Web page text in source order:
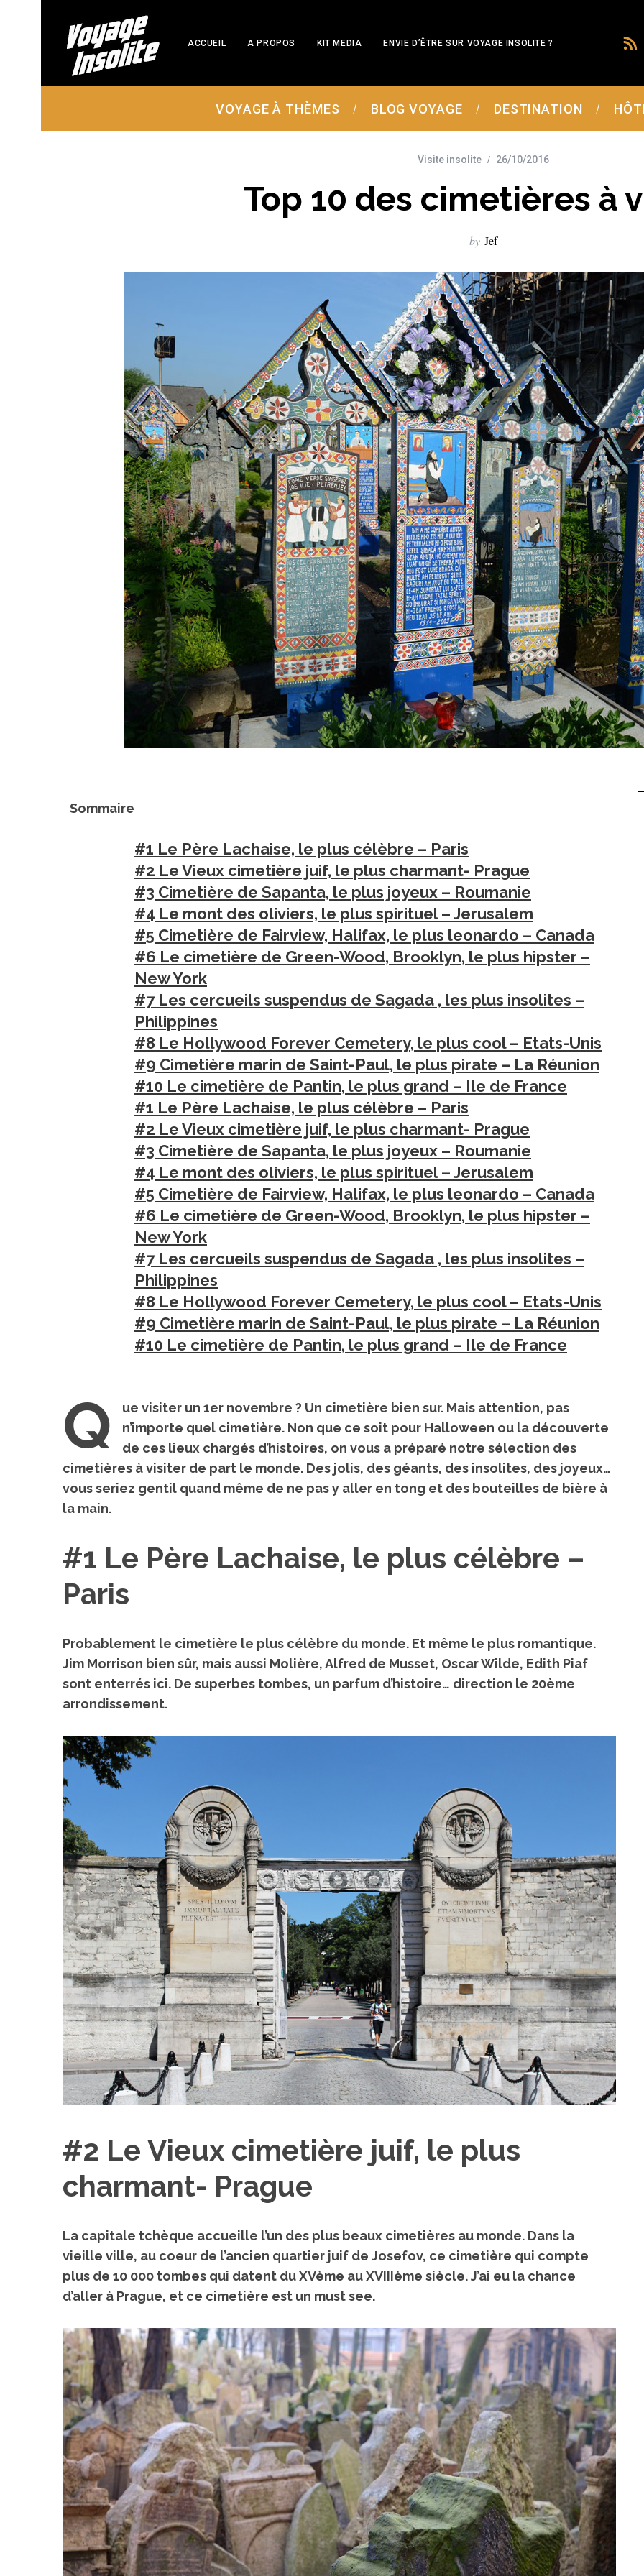
ACCUEIL A PROPOS KIT MEDIA ENVIE D’ÊTRE SUR VOYAGE INSOLITE ?
VOYAGE À THÈMES BLOG VOYAGE DESTINATION
Visite insolite 26/10/2016
Top 10 des cimetières à
by Jef
Sommaire
#1 Le Père Lachaise, le plus célèbre – Paris
#2 Le Vieux cimetière juif, le plus charmant- Prague
#3 Cimetière de Sapanta, le plus joyeux – Roumanie
#4 Le mont des oliviers, le plus spirituel – Jerusalem
#5 Cimetière de Fairview, Halifax, le plus leonardo – Canada
#6 Le cimetière de Green-Wood, Brooklyn, le plus hipster –
New York
#7 Les cercueils suspendus de Sagada , les plus insolites –
Philippines
#8 Le Hollywood Forever Cemetery, le plus cool – Etats-Unis
#9 Cimetière marin de Saint-Paul, le plus pirate – La Réunion
#10 Le cimetière de Pantin, le plus grand – Ile de France
#1 Le Père Lachaise, le plus célèbre – Paris
#2 Le Vieux cimetière juif, le plus charmant- Prague
#3 Cimetière de Sapanta, le plus joyeux – Roumanie
#4 Le mont des oliviers, le plus spirituel – Jerusalem
#5 Cimetière de Fairview, Halifax, le plus leonardo – Canada
#6 Le cimetière de Green-Wood, Brooklyn, le plus hipster –
New York
#7 Les cercueils suspendus de Sagada , les plus insolites –
Philippines
#8 Le Hollywood Forever Cemetery, le plus cool – Etats-Unis
#9 Cimetière marin de Saint-Paul, le plus pirate – La Réunion
#10 Le cimetière de Pantin, le plus grand – Ile de France
Q
ue visiter un 1er novembre ? Un cimetière bien sur. Mais attention, pas
n’importe quel cimetière. Non que ce soit pour Halloween ou la découverte
de ces lieux chargés d’histoires, on vous a préparé notre sélection des
cimetières à visiter de part le monde. Des jolis, des géants, des insolites, des joyeux…
vous seriez gentil quand même de ne pas y aller en tong et des bouteilles de bière à
la main.
#1 Le Père Lachaise, le plus célèbre –
Paris
Probablement le cimetière le plus célèbre du monde. Et même le plus romantique.
Jim Morrison bien sûr, mais aussi Molière, Alfred de Musset, Oscar Wilde, Edith Piaf
sont enterrés ici. De superbes tombes, un parfum d’histoire… direction le 20ème
arrondissement.
#2 Le Vieux cimetière juif, le plus
charmant- Prague
La capitale tchèque accueille l’un des plus beaux cimetières au monde. Dans la
vieille ville, au coeur de l’ancien quartier juif de Josefov, ce cimetière qui compte
plus de 10 000 tombes qui datent du XVème au XVIIIème siècle. J’ai eu la chance
d’aller à Prague, et ce cimetière est un must see.
Voyage au Japon
On a testé à un café à
cochons nains à Tokyo
La France insolite : vacances et
voyages insolites en France
Top 10 des activités et
hébergements insolites sur
l’île d’Oléron
r
c
f
o
r